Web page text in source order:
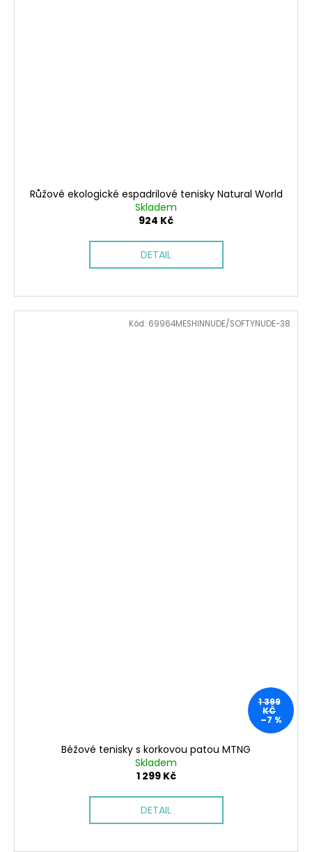
Růžové ekologické espadrilové tenisky Natural World
Skladem
924 Kč
DETAIL
1 399
KČ
–7 %
Béžové tenisky s korkovou patou MTNG
Skladem
1 299 Kč
DETAIL
Kód: 69964MESHINNUDE/SOFTYNUDE-38